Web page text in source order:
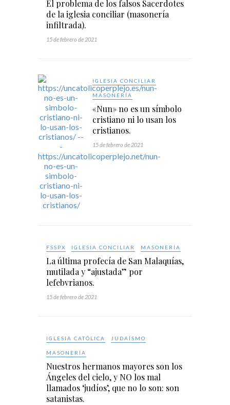
El problema de los falsos Sacerdotes
de la iglesia conciliar (masonería
infiltrada).
15 de febrero de 2021
IGLESIA CONCILIAR
MASONERÍA
«Nun» no es un símbolo
cristiano ni lo usan los
cristianos.
15 de febrero de 2021
FSSPX IGLESIA CONCILIAR MASONERÍA
La última profecía de San Malaquías,
mutilada y “ajustada” por
lefebvrianos.
15 de febrero de 2021
IGLESIA CATÓLICA JUDAÍSMO
MASONERÍA
Nuestros hermanos mayores son los
Ángeles del cielo, y NO los mal
llamados ‘judíos’, que no lo son: son
satanistas.